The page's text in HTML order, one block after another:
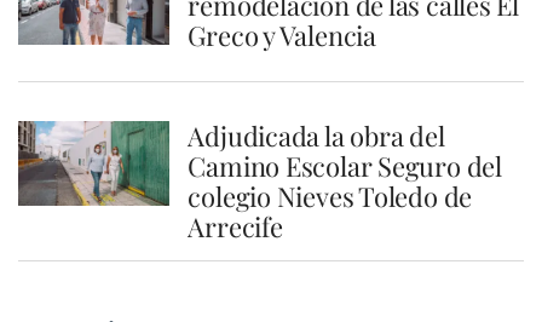
Greco y Valencia
Adjudicada la obra del
Camino Escolar Seguro del
colegio Nieves Toledo de
Arrecife